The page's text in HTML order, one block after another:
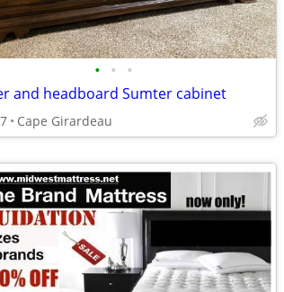
• • •
and headboard Sumter cabinet
Cape Girardeau